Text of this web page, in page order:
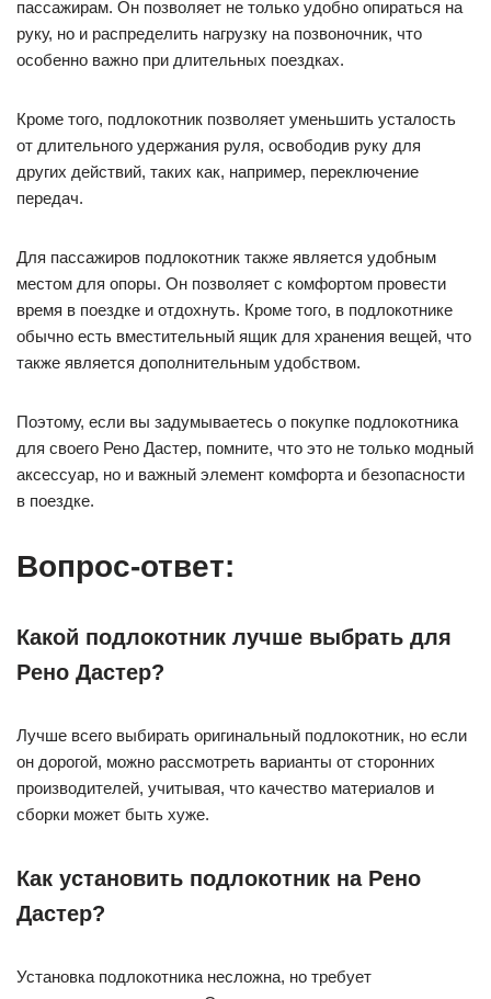
пассажирам. Он позволяет не только удобно опираться на
руку, но и распределить нагрузку на позвоночник, что
особенно важно при длительных поездках.
Кроме того, подлокотник позволяет уменьшить усталость
от длительного удержания руля, освободив руку для
других действий, таких как, например, переключение
передач.
Для пассажиров подлокотник также является удобным
местом для опоры. Он позволяет с комфортом провести
время в поездке и отдохнуть. Кроме того, в подлокотнике
обычно есть вместительный ящик для хранения вещей, что
также является дополнительным удобством.
Поэтому, если вы задумываетесь о покупке подлокотника
для своего Рено Дастер, помните, что это не только модный
аксессуар, но и важный элемент комфорта и безопасности
в поездке.
Вопрос-ответ:
Какой подлокотник лучше выбрать для
Рено Дастер?
Лучше всего выбирать оригинальный подлокотник, но если
он дорогой, можно рассмотреть варианты от сторонних
производителей, учитывая, что качество материалов и
сборки может быть хуже.
Как установить подлокотник на Рено
Дастер?
Установка подлокотника несложна, но требует